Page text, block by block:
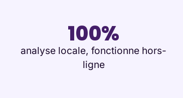
100%
analyse locale, fonctionne hors-
ligne